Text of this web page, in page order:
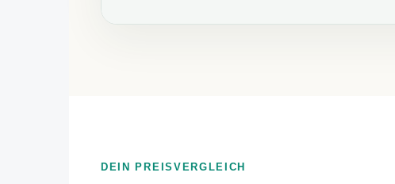
DEIN PREISVERGLEICH